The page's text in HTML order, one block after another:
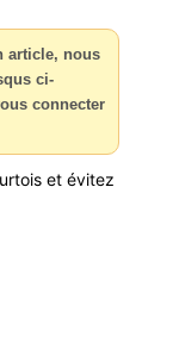
article, nous
ci-
connecter
et évitez